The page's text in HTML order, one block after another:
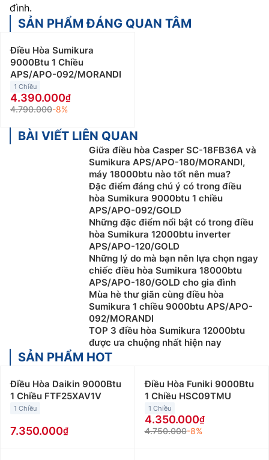
đình.
SẢN PHẨM ĐÁNG QUAN TÂM
Điều Hòa Sumikura
9000Btu 1 Chiều
APS/APO-092/MORANDI
1 Chiều
4.390.000
4.790.000-8%
BÀI VIẾT LIÊN QUAN
Giữa điều hòa Casper SC-18FB36A và
Sumikura APS/APO-180/MORANDI,
máy 18000btu nào tốt nên mua?
Đặc điểm đáng chú ý có trong điều
hòa Sumikura 9000btu 1 chiều
APS/APO-092/GOLD
Những đặc điểm nổi bật có trong điều
hòa Sumikura 12000btu inverter
APS/APO-120/GOLD
Những lý do mà bạn nên lựa chọn ngay
chiếc điều hòa Sumikura 18000btu
APS/APO-180/GOLD cho gia đình
Mùa hè thư giãn cùng điều hòa
Sumikura 1 chiều 9000btu APS/APO-
092/MORANDI
TOP 3 điều hòa Sumikura 12000btu
được ưa chuộng nhất hiện nay
SẢN PHẨM HOT
Điều Hòa Daikin 9000Btu
1 Chiều FTF25XAV1V
1 Chiều
7.350.000
Điều Hòa Funiki 9000Btu
1 Chiều HSC09TMU
1 Chiều
4.350.000
4.750.000-8%